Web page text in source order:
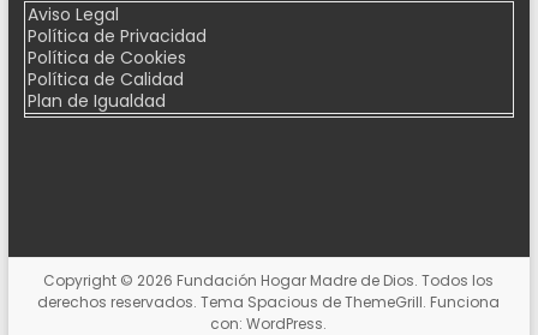
Aviso Legal
Política de Privacidad
Política de Cookies
Política de Calidad
Plan de Igualdad
Copyright © 2026 Fundación Hogar Madre de Dios. Todos los
derechos reservados. Tema Spacious de ThemeGrill. Funciona
con:WordPress.